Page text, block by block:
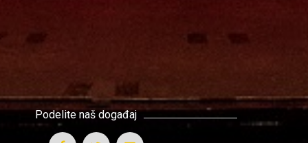
Podelite naš događaj